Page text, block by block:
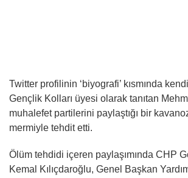
Twitter profilinin ‘biyografi’ kısmında
Gençlik Kolları üyesi olarak tanıtan
muhalefet partilerini paylaştığı bir
mermiyle tehdit etti.
Ölüm tehdidi içeren paylaşımında CHP
Kemal Kılıçdaroğlu, Genel Başkan